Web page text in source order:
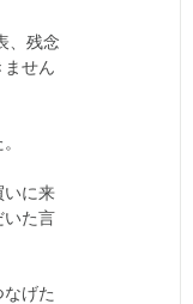
、残念
ません
いに来
いた言
げた